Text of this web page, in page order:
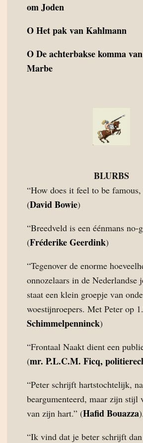
om Joden
OHet pak van Kahlmann
ODe achterbakse komma
Marbe
BLURBS
“How does it feel to be famous,
(David Bowie)
“Breedveld is een éénmans no-
(Fréderike Geerdink)
“Tegenover de enorme
onnozelaars in de Nederlandse
staat een klein groepje van
woestijnroepers. Met Peter op
Schimmelpenninck)
“Frontaal Naakt dient een
(mr. P.L.C.M. Ficq,
“Peter schrijft hartstochtelijk,
beargumenteerd, maar zijn stijl
van zijn hart.” (Hafid Bouazza).
“Ik vind dat je beter schrijft